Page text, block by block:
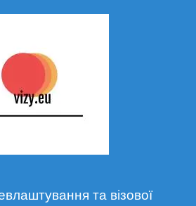
та візової